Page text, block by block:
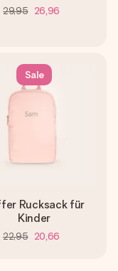
29,95 26,96
Sale
Rucksack für
Kinder
22,95 20,66